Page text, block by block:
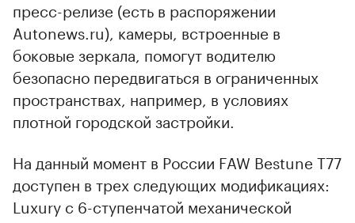
пресс-релизе (есть в распоряжении
Autonews.ru), камеры, встроенные в
боковые зеркала, помогут водителю
безопасно передвигаться в ограниченных
пространствах, например, в условиях
плотной городской застройки.
На данный момент в России FAW Bestune T77
доступен в трех следующих модификациях:
Luxury с 6-ступенчатой механической